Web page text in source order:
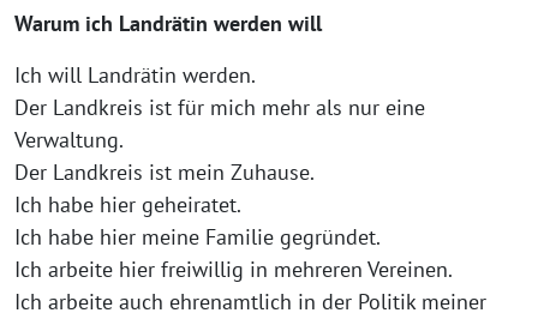
Warum ich Landrätin werden will
Ich will Landrätin werden.
Der Landkreis ist für mich mehr als nur eine
Verwaltung.
Der Landkreis ist mein Zuhause.
Ich habe hier geheiratet.
Ich habe hier meine Familie gegründet.
Ich arbeite hier freiwillig in mehreren Vereinen.
Ich arbeite auch ehrenamtlich in der Politik meiner